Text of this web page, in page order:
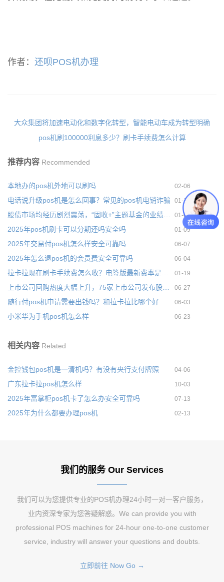
作者： 还呗POS机办理
大众集团将加速电动化和数字化转型，智能电动车成为转型明确
pos机刷100000利息多少？刷卡手续费怎么计算
推荐内容 Recommended
本地办的pos机外地可以刷吗 02-06
电话说升级pos机是怎么回事？常见的pos机电销诈骗 01-19
01-06
2025年pos机刷卡可以分期还吗安全吗 01-09
2025年交易付pos机怎么样安全可靠吗 06-07
2025年怎么退pos机的会员费安全可靠吗 06-04
01-19
06-27
随行付pos机申请需要出钱吗？和拉卡拉比哪个好 06-03
小米华为手机pos机怎么样 06-23
相关内容 Related
金控钱包pos机是一清机吗？有没有央行支付牌照 04-06
广东拉卡拉pos机怎么样 10-03
2025年富掌柜pos机卡了怎么办安全可靠吗 07-13
2025年为什么都要办理pos机 02-13
我们的服务 Our Services
我们可以为您提供专业的POS机办理24小时一对一客户服务，
业内资深专家为您答疑解惑。We can provide you with
professional POS machines for 24-hour one-to-one customer
service, industry will answer your questions and doubts.
立即前往 Now Go →